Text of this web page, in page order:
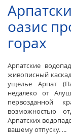
оазис
горах
Арпатские
живописный
ущелье Арпат
недалеко от
первозданной
возможностью
Арпатских
вашему отпуску. ...